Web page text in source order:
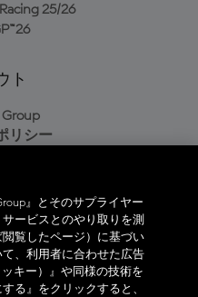
25/26
ト
Group
リシー
ポリシー
シー
アプリ
』とそのサプライヤー
ービスとのやり取りを測
覧したページ）に基づい
、利用者に合わせた広告
キー）』や同様の技術を
る』をクリックすると、